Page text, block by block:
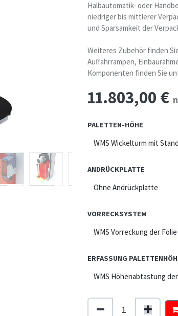
Halbautomatik- oder
niedriger bis mittlerer
und Sparsamkeit der
Weiteres Zubehör finden
Auffahrrampen,
Komponenten finden Sie
11.803,00 €
PALETTEN-HÖHE
ANDRÜCKPLATTE
VORRECKSYSTEM
ERFASSUNG